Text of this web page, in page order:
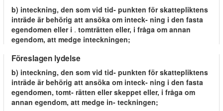
b) inteckning, den som vid tid- punkten för skattepliktens
inträde är behörig att ansöka om inteck- ning i den fasta
egendomen eller i . tomträtten eller, i fråga om annan
egendom, att medge inteckningen;
Föreslagen lydelse
b) inteckning, den som vid tid- punkten för skattepliktens
inträde är behörig att ansöka om inteck- ning i den fasta
egendomen, tomt- rätten eller skeppet eller, i fråga om
annan egendom, att medge in- teckningen;